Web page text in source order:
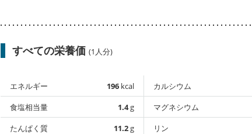
すべての栄養価 (1人分)
エネルギー 196 kcal
食塩相当量
1.4g
たんぱく質
11.2g
カルシウム
マグネシウム
リン